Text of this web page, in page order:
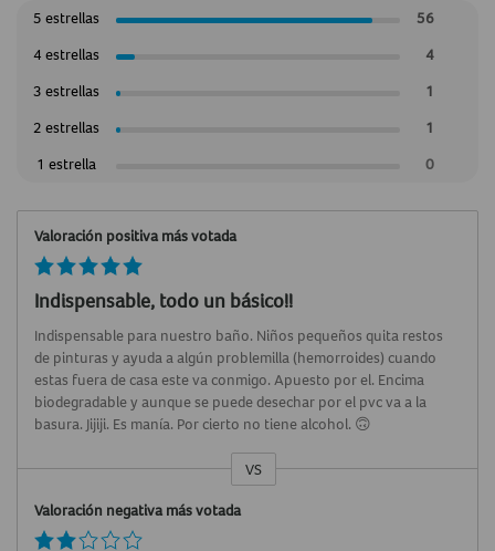
5 estrellas
56
4 estrellas
4
3 estrellas
1
2 estrellas
1
1 estrella
0
Valoración positiva más votada
Indispensable, todo un básico!!
Indispensable para nuestro baño. Niños pequeños quita restos
de pinturas y ayuda a algún problemilla (hemorroides) cuando
estas fuera de casa este va conmigo. Apuesto por el. Encima
biodegradable y aunque se puede desechar por el pvc va a la
basura. Jijiji. Es manía. Por cierto no tiene alcohol. 🙃
VS
Valoración negativa más votada